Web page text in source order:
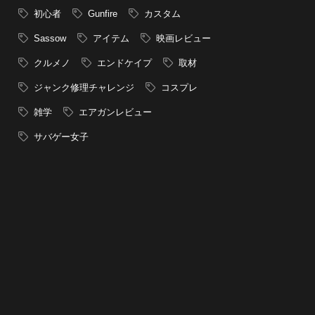
初心者 Gunfire カスタム
Sassow アイテム 映画レビュー
クルメノ エンドケイプ 取材
ジャンク修理チャレンジ コスプレ
雑学 エアガンレビュー
サバゲー女子